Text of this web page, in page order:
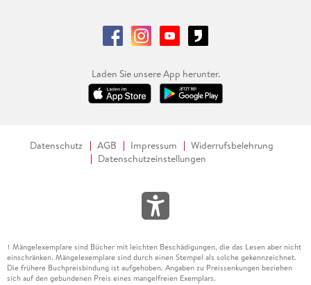
Laden Sie unsere App herunter.
Datenschutz AGB Impressum
Widerrufsbelehrung
Datenschutzeinstellungen
1 Mängelexemplare sind Bücher mit leichten Beschädigungen, die das Lesen aber nicht
einschränken. Mängelexemplare sind durch einen Stempel als solche gekennzeichnet.
Die frühere Buchpreisbindung ist aufgehoben. Angaben zu Preissenkungen beziehen
sich auf den gebundenen Preis eines mangelfreien Exemplars.